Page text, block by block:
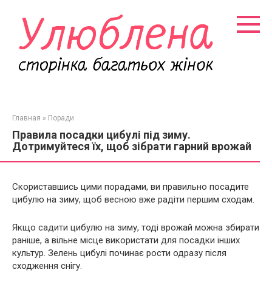
контенту
Главная » Поради
Правила посадки цибулі під зиму.
Дотримуйтеся їх, щоб зібрати гарний врожай
Скориставшись цими порадами, ви правильно посадите
цибулю на зиму, щоб весною вже радіти першим сходам.
Якщо садити цибулю на зиму, тоді врожай можна збирати
раніше, а вільне місце використати для посадки інших
культур. Зелень цибулі починає рости одразу після
сходження снігу.